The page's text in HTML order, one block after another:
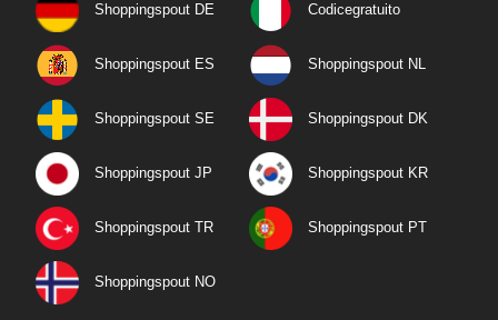
Shoppingspout DE Codicegratuito
Shoppingspout ES Shoppingspout NL
Shoppingspout SE Shoppingspout DK
Shoppingspout JP Shoppingspout KR
Shoppingspout TR Shoppingspout PT
Shoppingspout NO